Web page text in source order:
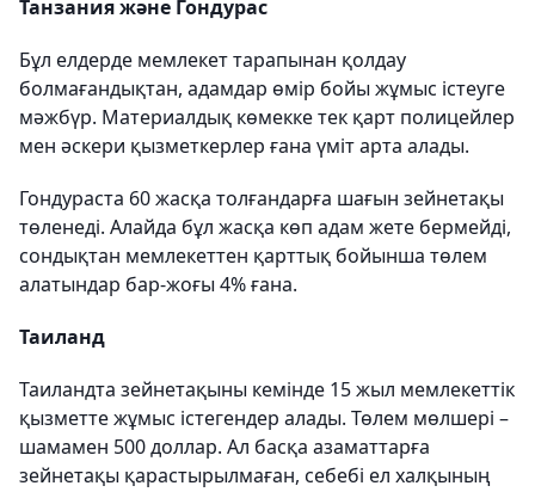
Танзания және Гондурас
Бұл елдерде мемлекет тарапынан қолдау
болмағандықтан, адамдар өмір бойы жұмыс істеуге
мәжбүр. Материалдық көмекке тек қарт полицейлер
мен әскери қызметкерлер ғана үміт арта алады.
Гондураста 60 жасқа толғандарға шағын зейнетақы
төленеді. Алайда бұл жасқа көп адам жете бермейді,
сондықтан мемлекеттен қарттық бойынша төлем
алатындар бар-жоғы 4% ғана.
Таиланд
Таиландта зейнетақыны кемінде 15 жыл мемлекеттік
қызметте жұмыс істегендер алады. Төлем мөлшері –
шамамен 500 доллар. Ал басқа азаматтарға
зейнетақы қарастырылмаған, себебі ел халқының